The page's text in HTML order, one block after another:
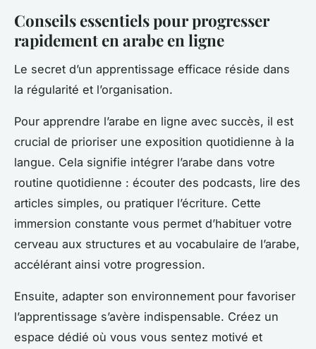
Conseils essentiels pour progresser
rapidement en arabe en ligne
Le secret d’un apprentissage efficace réside dans
la régularité et l’organisation.
Pour apprendre l’arabe en ligne avec succès, il est
crucial de prioriser une exposition quotidienne à la
langue. Cela signifie intégrer l’arabe dans votre
routine quotidienne : écouter des podcasts, lire des
articles simples, ou pratiquer l’écriture. Cette
immersion constante vous permet d’habituer votre
cerveau aux structures et au vocabulaire de l’arabe,
accélérant ainsi votre progression.
Ensuite, adapter son environnement pour favoriser
l’apprentissage s’avère indispensable. Créez un
espace dédié où vous vous sentez motivé et